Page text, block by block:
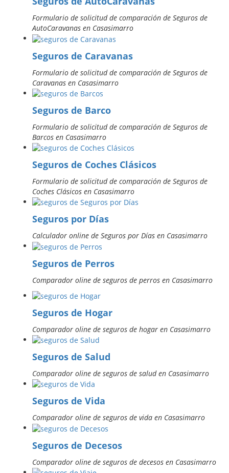
Formulario de solicitud de comparación de Seguros de
AutoCaravanas en Casasimarro
Seguros de Caravanas
Formulario de solicitud de comparación de Seguros de
Caravanas en Casasimarro
Seguros de Barco
Formulario de solicitud de comparación de Seguros de
Barcos en Casasimarro
Seguros de Coches Clásicos
Formulario de solicitud de comparación de Seguros de
Coches Clásicos en Casasimarro
Seguros por Días
Calculador online de Seguros por Días en Casasimarro
Seguros de Perros
Comparador oline de seguros de perros en Casasimarro
Seguros de Hogar
Comparador oline de seguros de hogar en Casasimarro
Seguros de Salud
Comparador oline de seguros de salud en Casasimarro
Seguros de Vida
Comparador oline de seguros de vida en Casasimarro
Seguros de Decesos
Comparador oline de seguros de decesos en Casasimarro